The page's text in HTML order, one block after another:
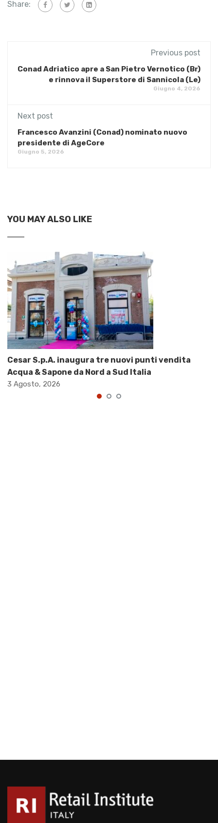
Share:
Previous post
Conad Adriatico apre a San Pietro Vernotico (Br)
e rinnova il Superstore di Sannicola (Le)
Giugno 4, 2026
Next post
Francesco Avanzini (Conad) nominato nuovo
presidente di AgeCore
Giugno 5, 2026
YOU MAY ALSO LIKE
Cesar S.p.A. inaugura tre nuovi punti vendita
Acqua & Sapone da Nord a Sud Italia
3 Agosto, 2026